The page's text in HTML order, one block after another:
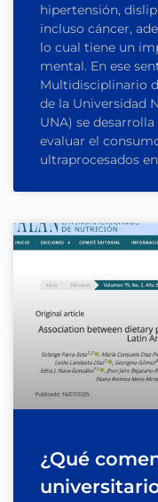
hipertensión,
incluso cáncer,
lo cual tiene un
mental. En ese
Multidisciplinario
de la Universidad
UNA) se
evaluar el
ultraprocesados en
¿Qué